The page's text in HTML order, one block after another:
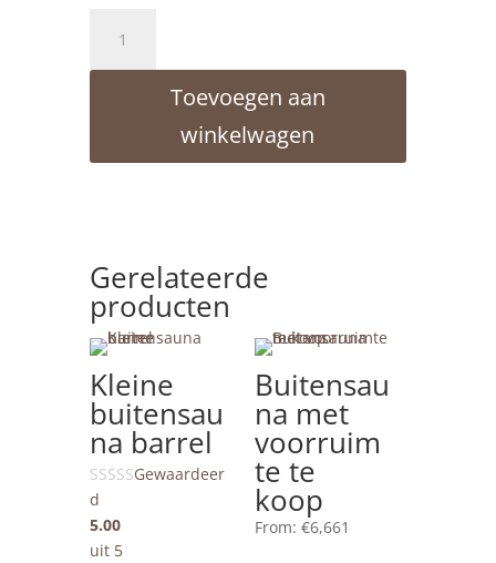
buitensauna
met
Toevoegen aan
winkelwagen
Gerelateerde
producten
Kleine
buitensau
na barrel
Gewaardeer
d
5.00
uit 5
Buitensau
na met
voorruim
te te
koop
From: €6,661